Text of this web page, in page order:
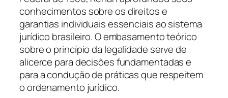
conhecimentos sobre os direitos e
garantias individuais essenciais ao sistema
jurídico brasileiro. O embasamento teórico
sobre o princípio da legalidade serve de
alicerce para decisões fundamentadas e
para a condução de práticas que respeitem
o ordenamento jurídico.